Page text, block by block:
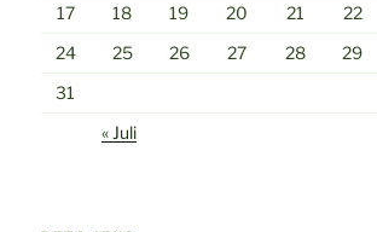
17
18 19 20 21 22
24
25 26 27 28 29
31
« Juli